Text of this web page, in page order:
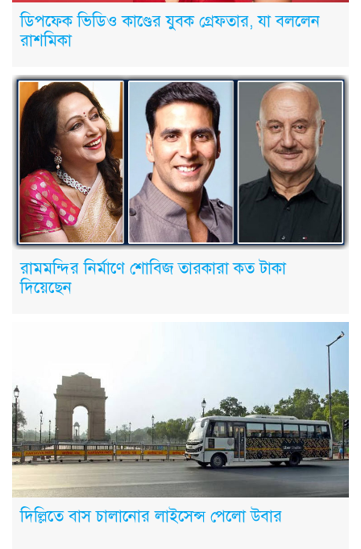
ডিপফেক ভিডিও কাণ্ডের যুবক গ্রেফতার, যা বললেন
রাশমিকা
রামমন্দির নির্মাণে শোবিজ তারকারা কত টাকা
দিয়েছেন
দিল্লিতে বাস চালানোর লাইসেন্স পেলো উবার